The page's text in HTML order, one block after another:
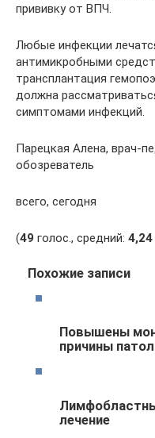
прививку от ВПЧ.
Любые инфекции
антимикробными
трансплантация
должна
симптомами инфекций.
Парецкая Алена, врач-
обозреватель
всего, сегодня
(49 голос., средний: 4,24
Похожие записи
Повышены
причины
лечение